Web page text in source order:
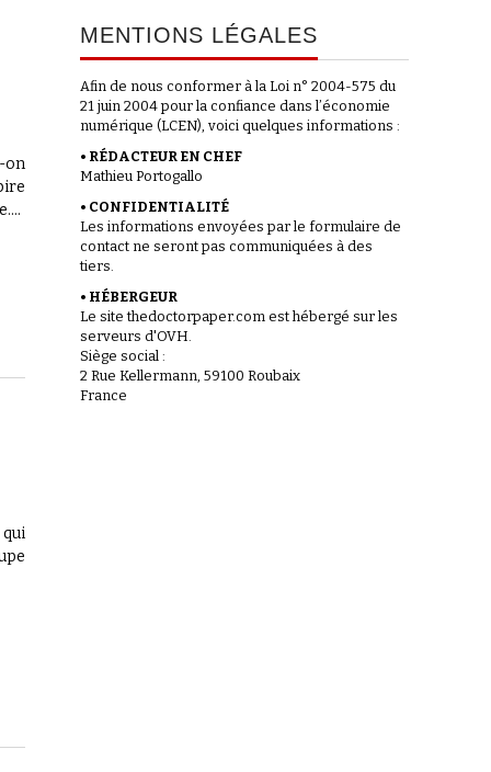
on
qui
MENTIONS LÉGALES
Afin de nous conformer à la Loi n° 2004-575 du
21 juin 2004 pour la confiance dans l’économie
numérique (LCEN), voici quelques informations :
• RÉDACTEUR EN CHEF
Mathieu Portogallo
• CONFIDENTIALITÉ
Les informations envoyées par le formulaire de
contact ne seront pas communiquées à des
tiers.
• HÉBERGEUR
Le site thedoctorpaper.com est hébergé sur les
serveurs d'OVH.
Siège social :
2 Rue Kellermann, 59100 Roubaix
France